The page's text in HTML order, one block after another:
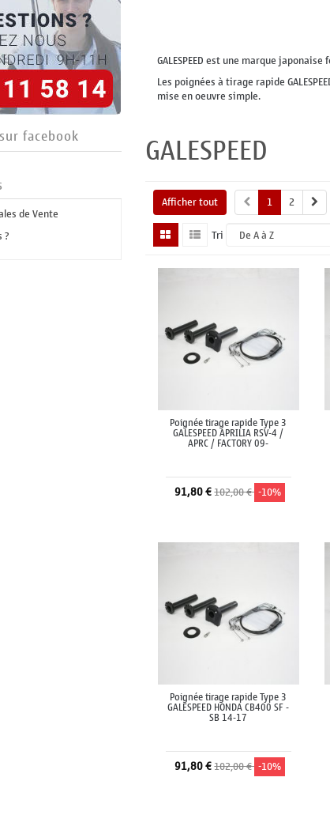
facebook
de Vente
?
GALESPEED est une marque
Les poignées à tirage rapide
mise en oeuvre simple.
GALESPEED
Afficher tout 1 2
Tri
Poignée tirage rapide Type 3
GALESPEED APRILIA RSV-4 /
APRC / FACTORY 09-
91,80 €102,00 € -10%
Poignée tirage rapide Type 3
GALESPEED HONDA CB400 SF -
SB 14-17
91,80 €102,00 € -10%